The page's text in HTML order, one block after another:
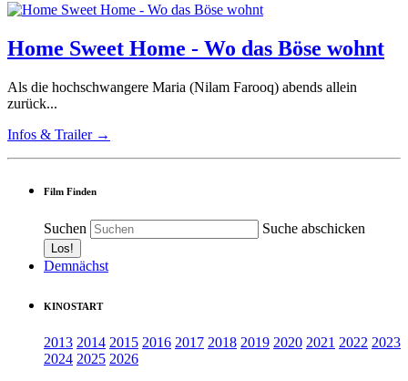
Home Sweet Home - Wo das Böse wohnt
Als die hochschwangere Maria (Nilam Farooq) abends allein
zurück...
Infos & Trailer →
Film Finden
Suchen Suche abschicken
Demnächst
KINOSTART
2013 2014 2015 2016 2017 2018 2019 2020 2021 2022 2023
2024 2025 2026